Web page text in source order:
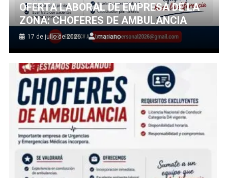
OFERTA LABORAL DE EMPRESA DE LA
ZONA: CHOFERES DE AMBULANCIA
17 de julio de 2026 mariano